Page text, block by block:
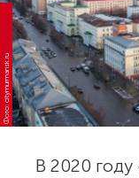
Фото: citymurmansk.ru
В 2020